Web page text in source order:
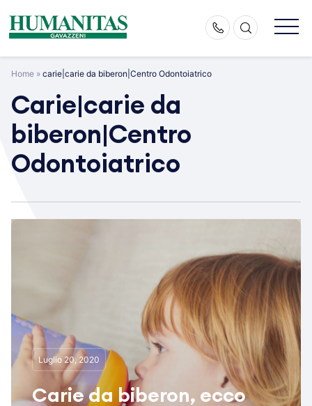
content
Home » carie|carie da biberon|Centro Odontoiatrico
Carie|carie da
biberon|Centro
Odontoiatrico
Luglio 20, 2020
Carie da biberon, ecco